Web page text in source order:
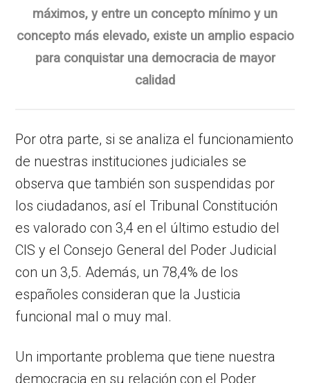
máximos, y entre un concepto mínimo y un
concepto más elevado, existe un amplio espacio
para conquistar una democracia de mayor
calidad
Por otra parte, si se analiza el funcionamiento
de nuestras instituciones judiciales se
observa que también son suspendidas por
los ciudadanos, así el Tribunal Constitución
es valorado con 3,4 en el último estudio del
CIS y el Consejo General del Poder Judicial
con un 3,5. Además, un 78,4% de los
españoles consideran que la Justicia
funcional mal o muy mal.
Un importante problema que tiene nuestra
democracia en su relación con el Poder